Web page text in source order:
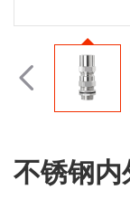
不锈钢